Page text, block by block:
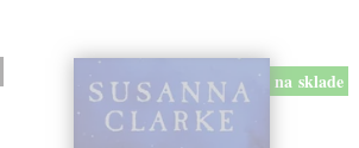
na sklade